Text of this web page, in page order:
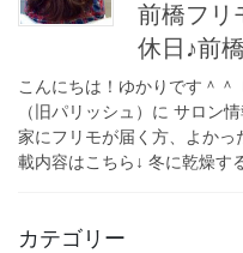
前橋フリ
休日♪前
こんにちは！ゆかりです＾
（旧パリッシュ）に サロン
家にフリモが届く方、よかっ
載内容はこちら↓ 冬に乾燥す
カテゴリー